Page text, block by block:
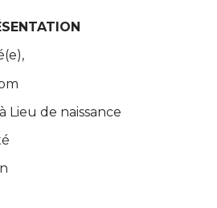
à Lieu de naissance